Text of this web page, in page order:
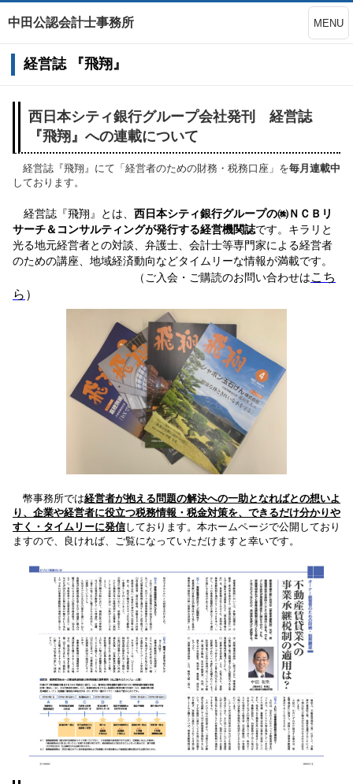
中田公認会計士事務所 MENU
経営誌 『飛翔』
西日本シティ銀行グループ会社発刊 経営誌
『飛翔』への連載について
経営誌『飛翔』にて「経営者のための財務・税務口座」を毎月連載中
しております。
経営誌『飛翔』とは、 西日本シティ銀行グループの㈱ＮＣＢリ
サーチ＆コンサルティングが発行する経営機関誌です。キラリと
光る地元経営者との対談、弁護士、会計士等専門家による経営者
のための講座、地域経済動向などタイムリーな情報が満載です。
（ご入会・ご購読のお問い合わせはこち
ら ）
幣事務所では経営者が抱える問題の解決への一助となればとの想いよ
り、企業や経営者に役立つ税務情報・税金対策を、できるだけ分かりや
すく・タイムリーに発信しております。 本ホームページで公開しており
ますので、良ければ、ご覧になっていただけますと幸いです。